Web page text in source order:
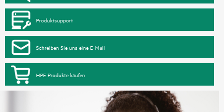
Produktsupport
Schreiben Sie uns eine E-Mail
HPE Produkte kaufen